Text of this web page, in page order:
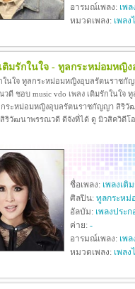
อารมณ์เพลง: เพล
หมวดเพลง: เพลง
เติมรักในใจ - ทูลกระหม่อมห
กในใจ ทูลกระหม่อมหญิงอุบลรัตนราช
ดี ชอบ music vdo เพลง เติมรักในใจ
กระหม่อมหญิงอุบลรัตนราชกัญญา สิริวั
ริวัฒนาพรรณวดี ดีจังที่ได้ ดู มิวสิควิดีโ
ชื่อเพลง: เพลงเติ
ศิลปิน: ทูลกระห
อัลบัม: เพลงประ
ค่าย: -
อารมณ์เพลง: เพล
หมวดเพลง: เพลง